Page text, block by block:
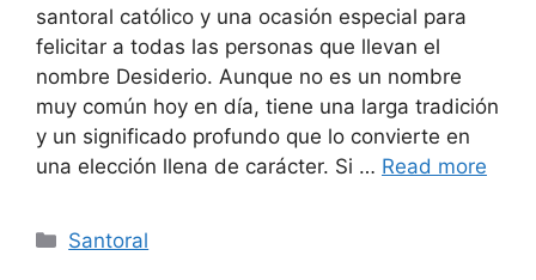
santoral católico y una ocasión especial para
felicitar a todas las personas que llevan el
nombre Desiderio. Aunque no es un nombre
muy común hoy en día, tiene una larga tradición
y un significado profundo que lo convierte en
una elección llena de carácter. Si … Read more
Categories
Santoral